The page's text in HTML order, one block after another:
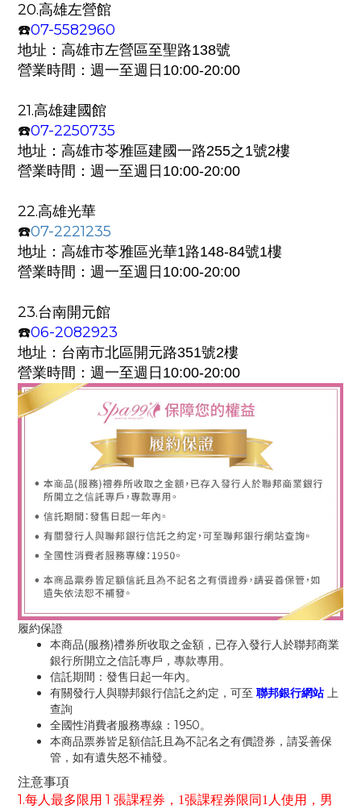
20.高雄左營館
☎️07-5582960
地址： 高雄市左營區至聖路138號
營業時間：週一至週日 10:00-20:00
21.高雄建國館
☎️07-2250735
地址： 高雄市苓雅區建國一路255之1號2樓
營業時間：週一至週日 10:00-20:00
22.高雄光華
☎️07-2221235
地址： 高雄市苓雅區光華1路148-84號1樓
營業時間：週一至週日 10:00-20:00
23.台南開元館
☎️06-2082923
地址： 台南市北區開元路351號2樓
營業時間：週一至週日 10:00-20:00
履約保證
本商品(服務)禮券所收取之金額，已存入發行人於聯邦商業
銀行所開立之信託專戶，專款專用。
信託期間：發售日起一年內。
有關發行人與聯邦銀行信託之約定，可至 聯邦銀行網站上
查詢
全國性消費者服務專線：1950。
本商品票券皆足額信託且為不記名之有價證券，請妥善保
管，如有遺失怒不補發。
注意事項
1.每人最多限用 1 張課程券， 1張課程券限同1人使用，男